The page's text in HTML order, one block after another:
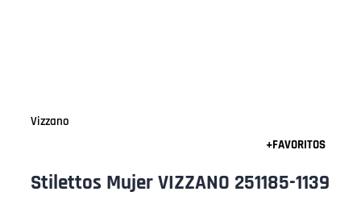
Vizzano
Stilettos Mujer VIZZANO 251185-1139